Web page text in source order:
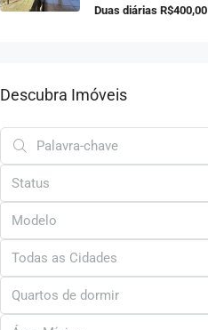
Duas diárias R$400,00
Descubra Imóveis
Status
Modelo
Todas as Cidades
Quartos de dormir